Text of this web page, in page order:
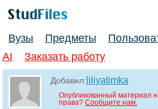
Вузы Предметы
AI
Заказать работу
Добавил: liliyatimka
Опубликованный материал
права? Сообщите нам.